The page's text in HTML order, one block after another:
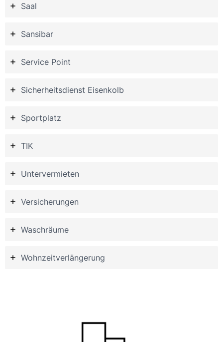
Saal
Sansibar
Service Point
Sicherheitsdienst Eisenkolb
Sportplatz
TIK
Untervermieten
Versicherungen
Waschräume
Wohnzeitverlängerung